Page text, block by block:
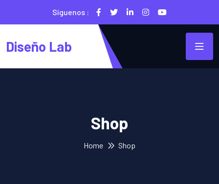
Síguenos :
Diseño Lab
Shop
Home Shop